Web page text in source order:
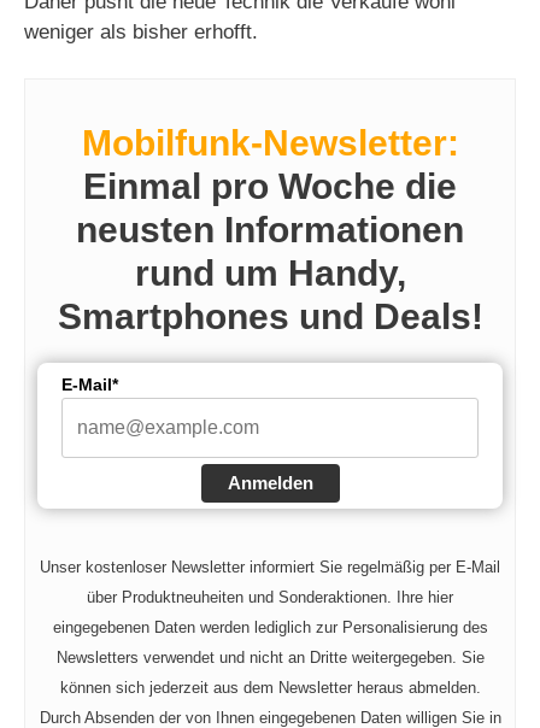
weniger als bisher erhofft.
Mobilfunk-Newsletter:
Einmal pro Woche die
neusten Informationen
rund um Handy,
Smartphones und Deals!
E-Mail*
Anmelden
Unser kostenloser Newsletter informiert Sie regelmäßig per E-Mail
über Produktneuheiten und Sonderaktionen. Ihre hier
eingegebenen Daten werden lediglich zur Personalisierung des
Newsletters verwendet und nicht an Dritte weitergegeben. Sie
können sich jederzeit aus dem Newsletter heraus abmelden.
Durch Absenden der von Ihnen eingegebenen Daten willigen Sie in